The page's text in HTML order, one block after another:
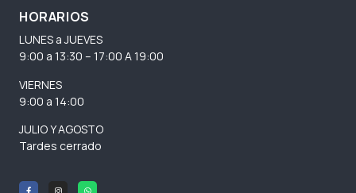
HORARIOS
LUNES a JUEVES
9:00 a 13:30 – 17:00 A 19:00
VIERNES
9:00 a 14:00
JULIO Y AGOSTO
Tardes cerrado